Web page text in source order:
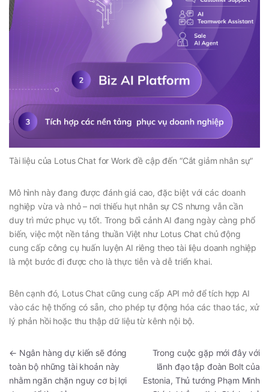
Tài liệu của Lotus Chat for Work đề cập đến “Cắt giảm nhân sự”
Mô hình này đang được đánh giá cao, đặc biệt với các doanh
nghiệp vừa và nhỏ– nơi thiếu hụt nhân sự CS nhưng vẫn cần
duy trì mức phục vụ tốt. Trong bối cảnh AI đang ngày càng phổ
biến, việc một nền tảng thuần Việt như Lotus Chat chủ động
cung cấp công cụ huấn luyện AI riêng theo tài liệu doanh nghiệp
là một bước đi được cho là thực tiễn và dễ triển khai.
Bên cạnh đó, Lotus Chat cũng cung cấp API mở để tích hợp AI
vào các hệ thống có sẵn, cho phép tự động hóa các thao tác, xử
lý phản hồi hoặc thu thập dữ liệu từ kênh nội bộ.
← Ngân hàng dự kiến sẽ đóng
toàn bộ những tài khoản này
nhằm ngăn chặn nguy cơ bị lợi
Trong cuộc gặp mới đây với
lãnh đạo tập đoàn Bolt của
Estonia, Thủ tướng Phạm Minh